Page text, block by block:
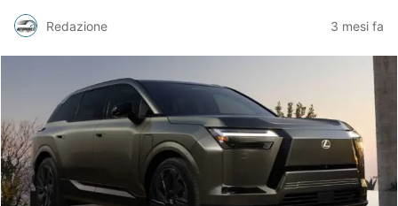
Redazione 3 mesi fa